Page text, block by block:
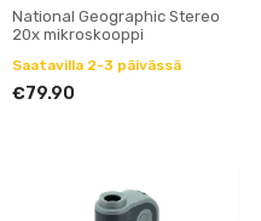
National Geographic Stereo
20x mikroskooppi
Saatavilla 2-3 päivässä
€79.90